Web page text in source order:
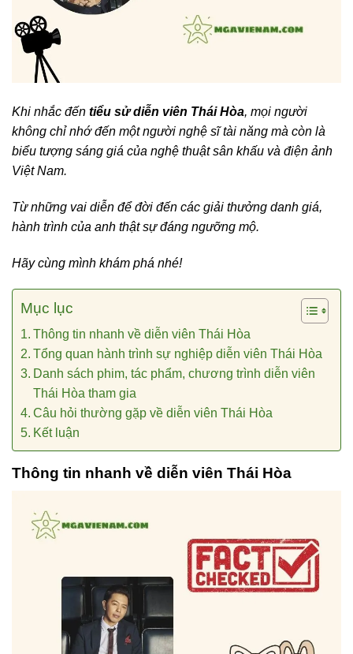
Khi nhắc đến tiểu sử diễn viên Thái Hòa, mọi người
không chỉ nhớ đến một người nghệ sĩ tài năng mà còn là
biểu tượng sáng giá của nghệ thuật sân khấu và điện ảnh
Việt Nam.
Từ những vai diễn để đời đến các giải thưởng danh giá,
hành trình của anh thật sự đáng ngưỡng mộ.
Hãy cùng mình khám phá nhé!
Mục lục
Thông tin nhanh về diễn viên Thái Hòa
Tổng quan hành trình sự nghiệp diễn viên Thái Hòa
Danh sách phim, tác phẩm, chương trình diễn viên
Thái Hòa tham gia
Câu hỏi thường gặp về diễn viên Thái Hòa
Kết luận
Thông tin nhanh về diễn viên Thái Hòa